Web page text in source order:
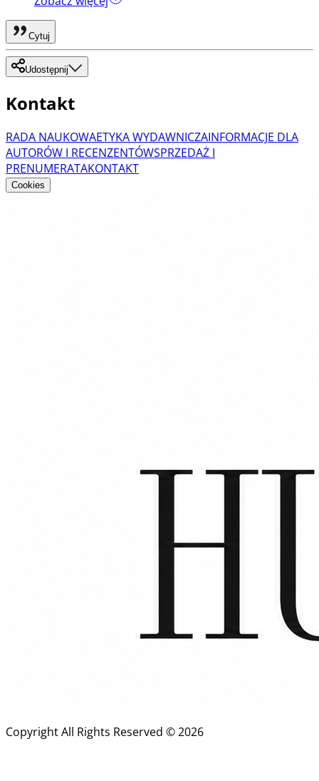
Cytuj
Udostępnij
Kontakt
RADA NAUKOWAETYKA WYDAWNICZAINFORMACJE DLA
AUTORÓW I RECENZENTÓWSPRZEDAŻ I
PRENUMERATAKONTAKT
Cookies
Copyright All Rights Reserved ©2026